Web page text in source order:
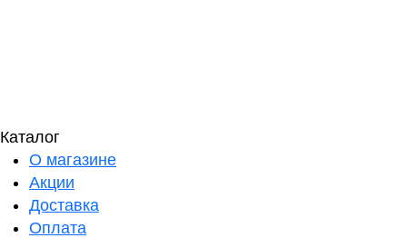
Каталог
О магазине
Акции
Доставка
Оплата